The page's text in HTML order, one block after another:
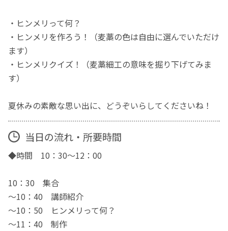
・ヒンメリって何？
・ヒンメリを作ろう！（麦藁の色は自由に選んでいただけ
ます）
・ヒンメリクイズ！（麦藁細工の意味を掘り下げてみま
す）
夏休みの素敵な思い出に、どうぞいらしてくださいね！
当日の流れ・所要時間
◆時間 10：30～12：00
10：30 集合
～10：40 講師紹介
～10：50 ヒンメリって何？
～11：40 制作